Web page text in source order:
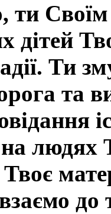
ти
дітей
Ти
та
людях
до